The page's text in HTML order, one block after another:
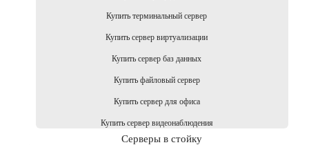
Купить терминальный сервер
Купить сервер виртуализации
Купить сервер баз данных
Купить файловый сервер
Купить сервер для офиса
Купить сервер видеонаблюдения
Серверы в стойку